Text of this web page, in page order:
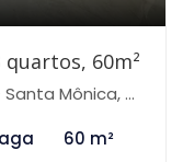
60m²
Belo Horizonte-MG
60 m²